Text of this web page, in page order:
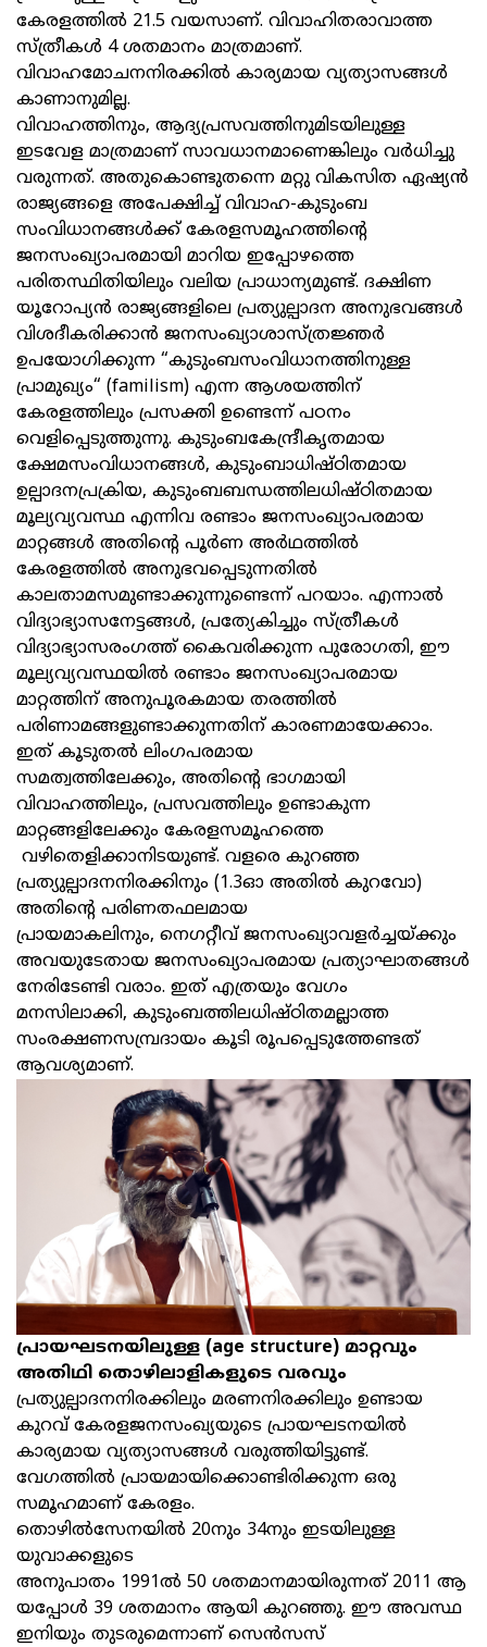
കേരളത്തിൽ 21.5 വയസാണ്. വിവാഹിതരാവാത്ത
സ്ത്രീകൾ 4 ശതമാനം മാത്രമാണ്.
വിവാഹമോചനനിരക്കിൽ കാര്യമായ വ്യത്യാസങ്ങൾ
കാണാനുമില്ല.
വിവാഹത്തിനും, ആദ്യപ്രസവത്തിനുമിടയിലുള്ള
ഇടവേള മാത്രമാണ് സാവധാനമാണെങ്കിലും വർധിച്ചു
വരുന്നത്. അതുകൊണ്ടുതന്നെ മറ്റു വികസിത ഏഷ്യൻ
രാജ്യങ്ങളെ അപേക്ഷിച്ച് വിവാഹ-കുടുംബ
സംവിധാനങ്ങൾക്ക് കേരളസമൂഹത്തിന്‍റെ
ജനസംഖ്യാപരമായി മാറിയ ഇപ്പോഴത്തെ
പരിതസ്ഥിതിയിലും വലിയ പ്രാധാന്യമുണ്ട്. ദക്ഷിണ
യൂറോപ്യൻ രാജ്യങ്ങളിലെ പ്രത്യുല്പാദന അനുഭവങ്ങൾ
വിശദീകരിക്കാൻ ജനസംഖ്യാശാസ്ത്രജ്ഞർ
ഉപയോഗിക്കുന്ന “കുടുംബസംവിധാനത്തിനുള്ള
പ്രാമുഖ്യം“ (familism) എന്ന ആശയത്തിന്
കേരളത്തിലും പ്രസക്തി ഉണ്ടെന്ന് പഠനം
വെളിപ്പെടുത്തുന്നു. കുടുംബകേന്ദ്രീകൃതമായ
ക്ഷേമസംവിധാനങ്ങൾ, കുടുംബാധിഷ്ഠിതമായ
ഉല്പാദനപ്രക്രിയ, കുടുംബബന്ധത്തിലധിഷ്ഠിതമായ
മൂല്യവ്യവസ്ഥ എന്നിവ രണ്ടാം ജനസംഖ്യാപരമായ
മാറ്റങ്ങൾ അതിന്റെ പൂർണ അർഥത്തിൽ
കേരളത്തിൽ അനുഭവപ്പെടുന്നതിൽ
കാലതാമസമുണ്ടാക്കുന്നുണ്ടെന്ന് പറയാം. എന്നാൽ
വിദ്യാഭ്യാസനേട്ടങ്ങൾ, പ്രത്യേകിച്ചും സ്ത്രീകൾ
വിദ്യാഭ്യാസരംഗത്ത് കൈവരിക്കുന്ന പുരോഗതി, ഈ
മൂല്യവ്യവസ്ഥയിൽ രണ്ടാം ജനസംഖ്യാപരമായ
മാറ്റത്തിന് അനുപൂരകമായ തരത്തിൽ
പരിണാമങ്ങളുണ്ടാക്കുന്നതിന് കാരണമായേക്കാം.
ഇത് കൂടുതൽ ലിംഗപരമായ
സമത്വത്തിലേക്കും, അതിന്‍റെ ഭാഗമായി
വിവാഹത്തിലും, പ്രസവത്തിലും ഉണ്ടാകുന്ന
മാറ്റങ്ങളിലേക്കും കേരളസമൂഹത്തെ
വഴിതെളിക്കാനിടയുണ്ട്. വളരെ കുറഞ്ഞ
പ്രത്യുല്പാദനനിരക്കിനും (1.3ഓ അതിൽ കുറവോ)
അതിന്‍റെ പരിണതഫലമായ
പ്രായമാകലിനും, നെഗറ്റീവ് ജനസംഖ്യാവളർച്ചയ്ക്കും
അവയുടേതായ ജനസംഖ്യാപരമായ പ്രത്യാഘാതങ്ങൾ
നേരിടേണ്ടി വരാം. ഇത് എത്രയും വേഗം
മനസിലാക്കി, കുടുംബത്തിലധിഷ്ഠിതമല്ലാത്ത
സംരക്ഷണസമ്പ്രദായം കൂടി രൂപപ്പെടുത്തേണ്ടത്
ആവശ്യമാണ്.
പ്രായഘടനയിലുള്ള (age structure) മാറ്റവും
അതിഥി തൊഴിലാളികളുടെ വരവും
പ്രത്യുല്പാദനനിരക്കിലും മരണനിരക്കിലും ഉണ്ടായ
കുറവ് കേരളജനസംഖ്യയുടെ പ്രായഘടനയിൽ
കാര്യമായ വ്യത്യാസങ്ങൾ വരുത്തിയിട്ടുണ്ട്.
വേഗത്തിൽ പ്രായമായിക്കൊണ്ടിരിക്കുന്ന ഒരു
സമൂഹമാണ് കേരളം.
തൊഴിൽസേനയിൽ 20നും 34നും ഇടയിലുള്ള
യുവാക്കളുടെ
അനുപാതം 1991ൽ 50 ശതമാനമായിരുന്നത് 2011 ആ
യപ്പോൾ 39 ശതമാനം ആയി കുറഞ്ഞു. ഈ അവസ്ഥ
ഇനിയും തുടരുമെന്നാണ് സെൻസസ്